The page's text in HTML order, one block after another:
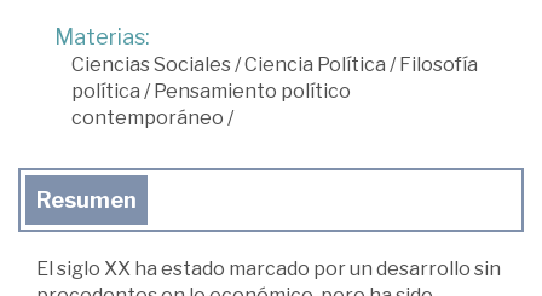
Materias:
Ciencias Sociales/Ciencia Política / Filosofía
política / Pensamiento político
contemporáneo /
Resumen
El siglo XX ha estado marcado por un desarrollo sin